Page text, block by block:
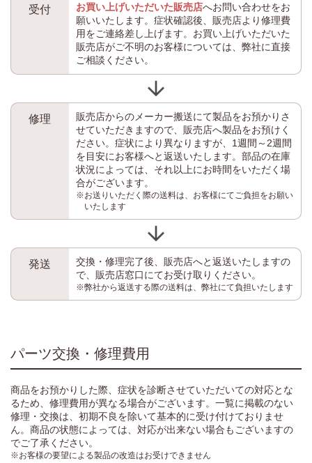
受付 お買い上げいただいた販売店へお問い合わせをお
願いいたします。症状確認後、販売店より修理費
用をご連絡差し上げます。お買い上げいただいた
販売店がご不明のお客様については、弊社に直接
ご相談ください。
修理
販売店からのメーカー搬送にて製品をお預かりさ
せていただきますので、販売店へ製品をお預けく
ださい。症状により異なりますが、1週間～2週間
を目安にお客様へと返送いたします。部品の在庫
状況によっては、それ以上にお時間をいただく場
合がございます。
※お送りいただく際の送料は、お客様にてご負担をお願い
いたします
発送
交換・修理完了後、販売店へと返送いたしますの
で、販売店窓口にてお受け取りください。
※弊社から返送する際の送料は、弊社にて負担いたします
パーツ交換・修理費用
商品をお預かりした際、症状を診断させていただいての対応とな
るため、修理費用が異なる場合がございます。一覧に掲載のない
修理・交換は、初期不良を除いて基本的に受け付けておりませ
ん。商品の状態によっては、対応が出来ない場合もございますの
でご了承ください。
※お客様の要望による製品の改造はお受けできません